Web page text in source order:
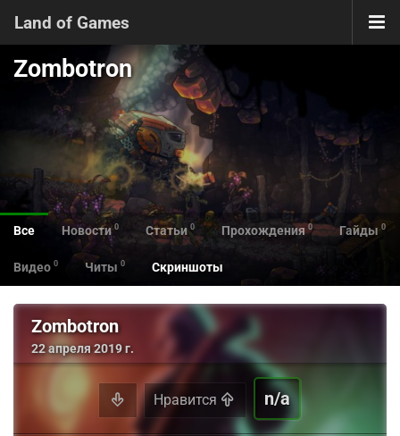
Land of Games
Zombotron
Все Новости 0 Статьи 0 Прохождения 0 Гайды 0
Видео 0 Читы 0 Скриншоты
Zombotron
22 апреля 2019 г.
Нравится n/a